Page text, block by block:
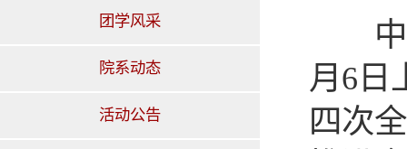
团学风采
院系动态
活动公告
中共
月6日
四次